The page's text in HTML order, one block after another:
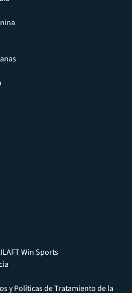
Win Sports
y Políticas de Tratamiento de la